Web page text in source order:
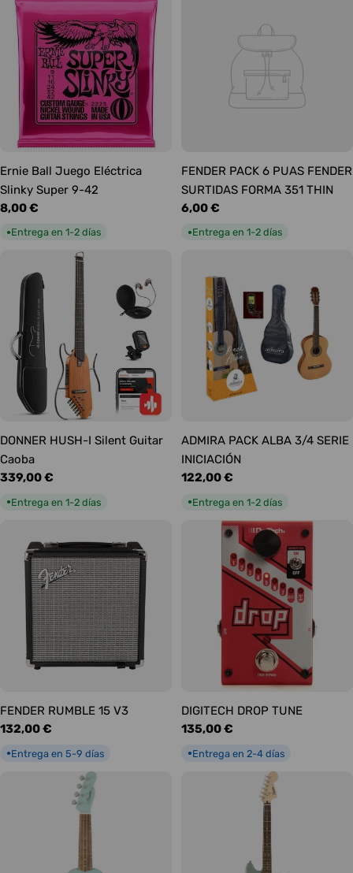
Ernie Ball Juego Eléctrica
Slinky Super 9-42
Precio
habitual
8,00 €
●Entrega en 1-2 días
FENDER PACK 6 PUAS FENDER
SURTIDAS FORMA 351 THIN
Precio
habitual
6,00 €
●Entrega en 1-2 días
DONNER HUSH-I Silent Guitar
Caoba
Precio
339,00 €
●Entrega en 1-2 días
ADMIRA PACK ALBA 3/4 SERIE
INICIACIÓN
Precio
122,00 €
●Entrega en 1-2 días
FENDER RUMBLE 15 V3
Precio
132,00 €
●Entrega en 5-9 días
DIGITECH DROP TUNE
Precio
135,00 €
●Entrega en 2-4 días